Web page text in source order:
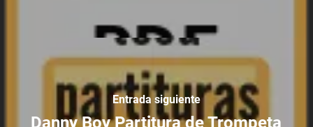
Entrada siguiente
Danny Boy Partitura de Trompeta